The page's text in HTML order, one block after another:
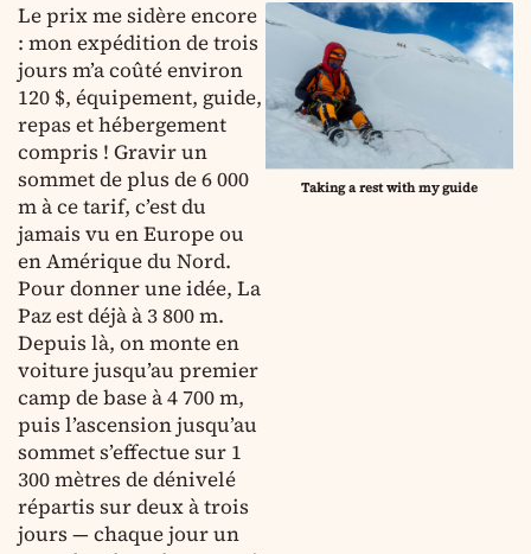
Le prix me sidère encore
: mon expédition de trois
jours m’a coûté environ
120 $, équipement, guide,
repas et hébergement
compris ! Gravir un
sommet de plus de 6 000
m à ce tarif, c’est du
jamais vu en Europe ou
en Amérique du Nord.
Pour donner une idée, La
Paz est déjà à 3 800 m.
Depuis là, on monte en
voiture jusqu’au premier
camp de base à 4 700 m,
puis l’ascension jusqu’au
sommet s’effectue sur 1
300 mètres de dénivelé
répartis sur deux à trois
jours — chaque jour un
Taking a rest with my guide